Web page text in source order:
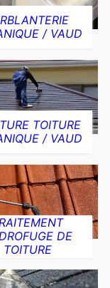
/ VAUD
TOITURE
/ VAUD
DE
TOITURE